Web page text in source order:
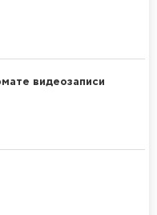
видеозаписи